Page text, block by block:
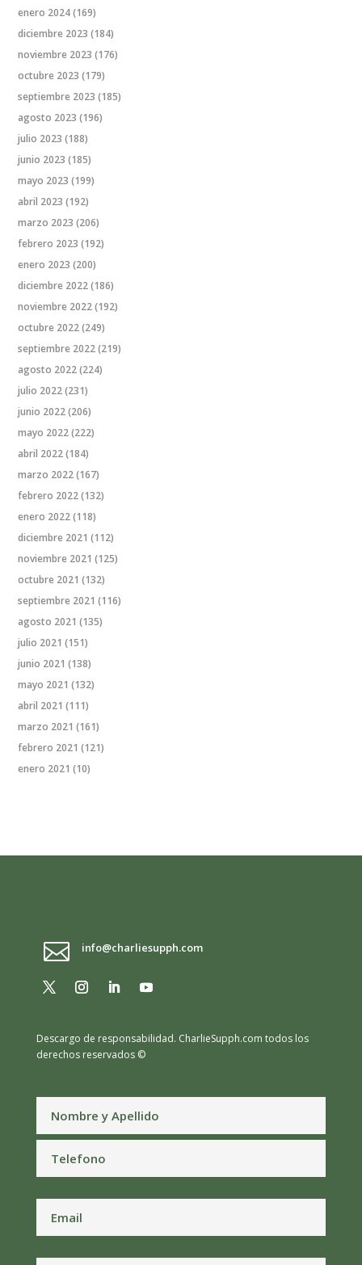
enero 2024(169)
diciembre 2023 (184)
noviembre 2023 (176)
octubre 2023 (179)
septiembre 2023 (185)
agosto 2023 (196)
julio 2023 (188)
junio 2023 (185)
mayo 2023 (199)
abril 2023 (192)
marzo 2023 (206)
febrero 2023 (192)
enero 2023 (200)
diciembre 2022(186)
noviembre 2022(192)
octubre 2022(249)
septiembre 2022(219)
agosto 2022(224)
julio 2022(231)
junio 2022(206)
mayo 2022(222)
abril 2022(184)
marzo 2022(167)
febrero 2022(132)
enero 2022(118)
diciembre 2021 (112)
noviembre 2021 (125)
octubre 2021 (132)
septiembre 2021 (116)
agosto 2021 (135)
julio 2021 (151)
junio 2021 (138)
mayo 2021 (132)
abril 2021 (111)
marzo 2021 (161)
febrero 2021 (121)
enero 2021 (10)
 info@charliesupph.com
Descargo de responsabilidad. CharlieSupph.com todos los
derechos reservados ©